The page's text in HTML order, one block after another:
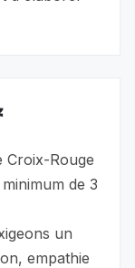
Croix-Rouge
de 3
un
empathie